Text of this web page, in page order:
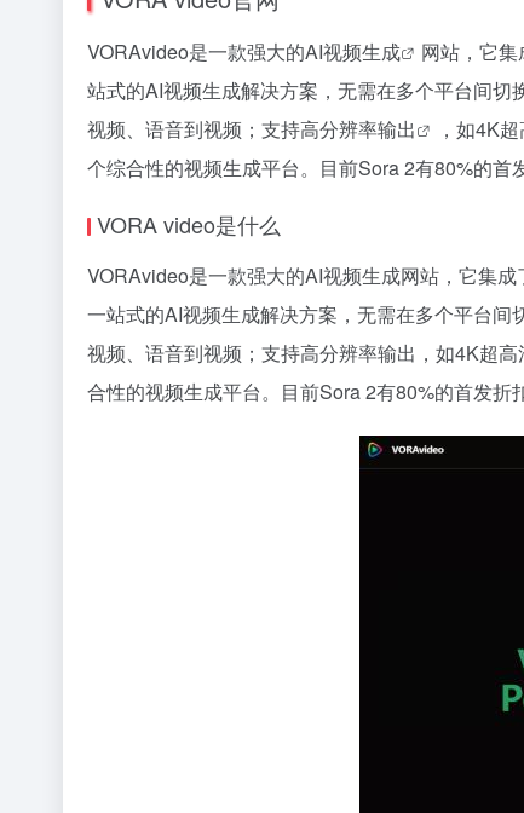
VORAvideo是一款强大的AI视频生成
网站，它
站式的AI视频生成解决方案，无需在多个平台间切
视频、语音到视频；支持高分辨率输出 ，如4K
个综合性的视频生成平台。目前Sora 2有80%的首
VORA video是什么
VORAvideo是一款强大的AI视频生成网站，它集
一站式的AI视频生成解决方案，无需在多个平台
视频、语音到视频；支持高分辨率输出，如4K超
合性的视频生成平台。目前Sora 2有80%的首发折